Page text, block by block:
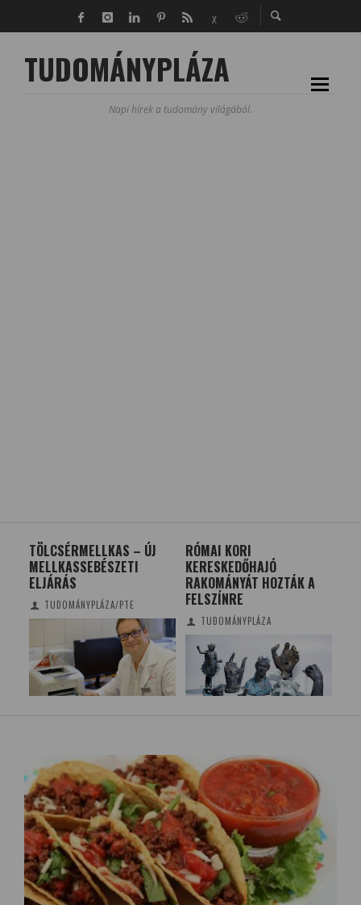
TUDOMÁNYPLÁZA
Napi hírek a tudomány világából.
TÖLCSÉRMELLKAS – ÚJ
MELLKASSEBÉSZETI
ELJÁRÁS
TUDOMÁNYPLÁZA/PTE
RÓMAI KORI
KERESKEDŐHAJÓ
RAKOMÁNYÁT HOZTÁK A
FELSZÍNRE
TUDOMÁNYPLÁZA